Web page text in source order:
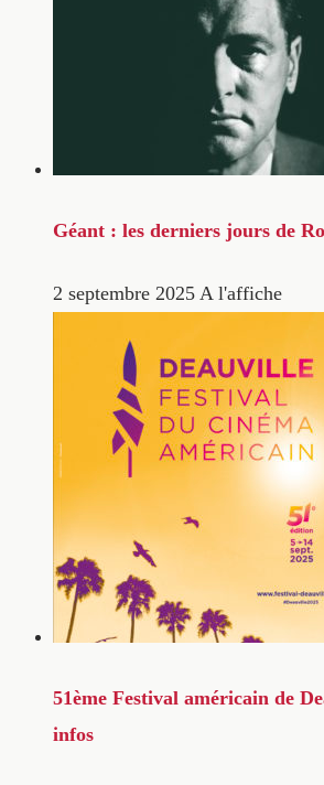
Géant : les derniers jours de
2 septembre 2025 A l'affiche
51ème Festival américain de
infos